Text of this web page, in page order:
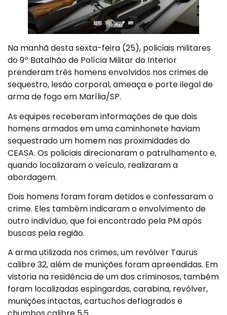
Na manhã desta sexta-feira (25), policiais militares
do 9º Batalhão de Polícia Militar do Interior
prenderam três homens envolvidos nos crimes de
sequestro, lesão corporal, ameaça e porte ilegal de
arma de fogo em Marília/SP.
As equipes receberam informações de que dois
homens armados em uma caminhonete haviam
sequestrado um homem nas proximidades do
CEASA. Os policiais direcionaram o patrulhamento e,
quando localizaram o veículo, realizaram a
abordagem.
Dois homens foram foram detidos e confessaram o
crime. Eles também indicaram o envolvimento de
outro indivíduo, que foi encontrado pela PM após
buscas pela região.
A arma utilizada nos crimes, um revólver Taurus
calibre 32, além de munições foram apreendidas. Em
vistoria na residência de um dos criminosos, também
foram localizadas espingardas, carabina, revólver,
munições intactas, cartuchos deflagrados e